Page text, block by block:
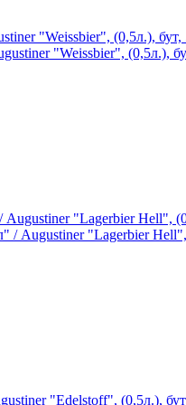
"Weissbier", (0,5л.), бут,
"Lagerbier Hell",
"Edelstoff", (0,5л.), бут,